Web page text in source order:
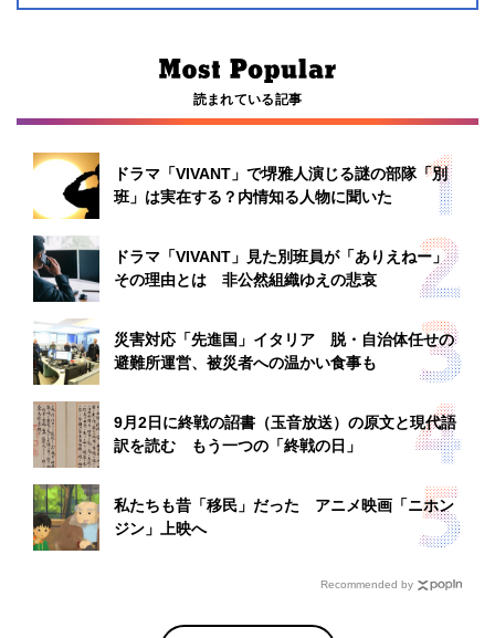
読まれている記事
ドラマ「VIVANT」で堺雅人演じる謎の部隊「別
班」は実在する？内情知る人物に聞いた
ドラマ「VIVANT」見た別班員が「ありえねー」
その理由とは 非公然組織ゆえの悲哀
災害対応「先進国」イタリア 脱・自治体任せの
避難所運営、被災者への温かい食事も
9月2日に終戦の詔書（玉音放送）の原文と現代語
訳を読む もう一つの「終戦の日」
私たちも昔「移民」だった アニメ映画「ニホン
ジン」上映へ
Recommended by